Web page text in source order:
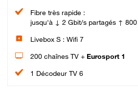
Fibre très rapide :
jusqu'à ↓ 2 Gbit/s partagés ↑
Livebox S : Wifi 7
200 chaînes TV + Eurosport 1
1 Décodeur TV 6